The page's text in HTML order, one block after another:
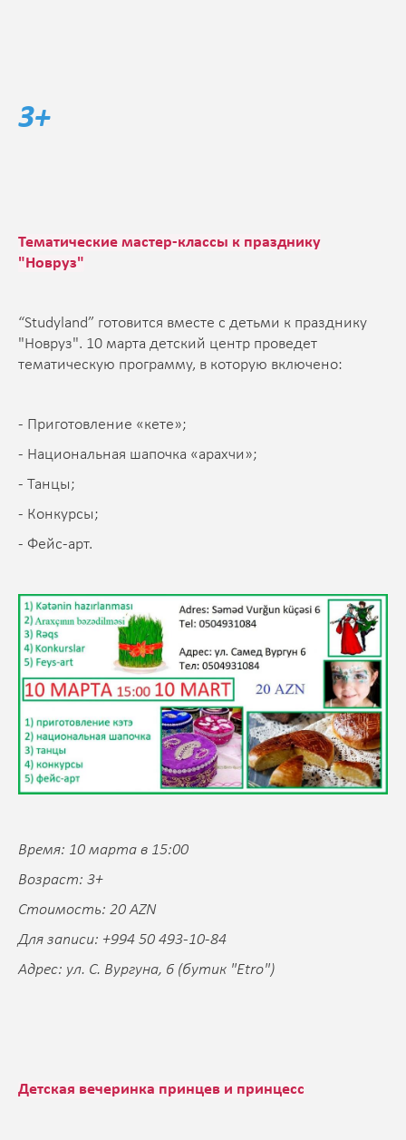
3+
Тематические мастер-классы к празднику
"Новруз"
“Studyland” готовится вместе с детьми к празднику
"Новруз". 10 марта детский центр проведет
тематическую программу, в которую включено:
- Приготовление «кете»;
- Национальная шапочка «арахчи»;
- Танцы;
- Конкурсы;
- Фейс-арт.
Время: 10 марта в 15:00
Возраст: 3+
Стоимость: 20 AZN
Для записи: +994 50 493-10-84
Адрес: ул. С. Вургуна, 6 (бутик "Etro")
Детская вечеринка принцев и принцесс